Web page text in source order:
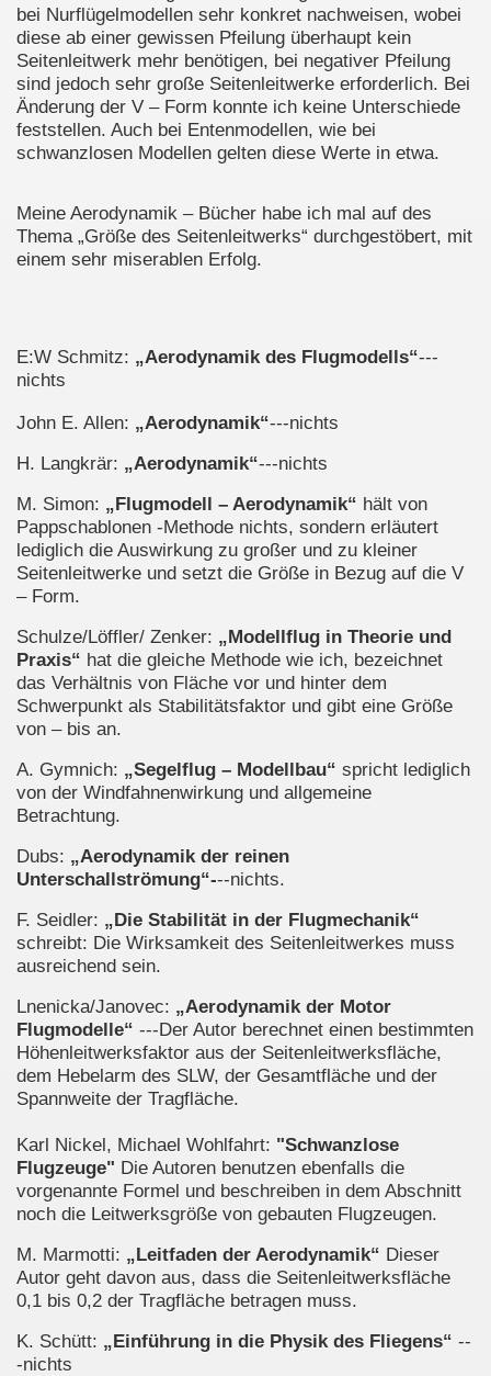
bei Nurflügelmodellen sehr konkret nachweisen, wobei
diese ab einer gewissen Pfeilung überhaupt kein
Seitenleitwerk mehr benötigen, bei negativer Pfeilung
sind jedoch sehr große Seitenleitwerke erforderlich. Bei
Änderung der V – Form konnte ich keine Unterschiede
feststellen. Auch bei Entenmodellen, wie bei
schwanzlosen Modellen gelten diese Werte in etwa.
Meine Aerodynamik – Bücher habe ich mal auf des
Thema „Größe des Seitenleitwerks“ durchgestöbert, mit
einem sehr miserablen Erfolg.
E:W Schmitz: „Aerodynamik des Flugmodells“---
nichts
John E. Allen: „Aerodynamik“---nichts
H. Langkrär: „Aerodynamik“---nichts
M. Simon: „Flugmodell – Aerodynamik“ hält von
Pappschablonen -Methode nichts, sondern erläutert
lediglich die Auswirkung zu großer und zu kleiner
Seitenleitwerke und setzt die Größe in Bezug auf die V
– Form.
Schulze/Löffler/ Zenker: „Modellflug in Theorie und
Praxis“ hat die gleiche Methode wie ich, bezeichnet
das Verhältnis von Fläche vor und hinter dem
Schwerpunkt als Stabilitätsfaktor und gibt eine Größe
von – bis an.
A. Gymnich: „Segelflug – Modellbau“ spricht lediglich
von der Windfahnenwirkung und allgemeine
Betrachtung.
Dubs: „Aerodynamik der reinen
Unterschallströmung“---nichts.
F. Seidler: „Die Stabilität in der Flugmechanik“
schreibt: Die Wirksamkeit des Seitenleitwerkes muss
ausreichend sein.
Lnenicka/Janovec: „Aerodynamik der Motor
Flugmodelle“ ---Der Autor berechnet einen bestimmten
Höhenleitwerksfaktor aus der Seitenleitwerksfläche,
dem Hebelarm des SLW, der Gesamtfläche und der
Spannweite der Tragfläche.
Karl Nickel, Michael Wohlfahrt: "Schwanzlose
Flugzeuge" Die Autoren benutzen ebenfalls die
vorgenannte Formel und beschreiben in dem Abschnitt
noch die Leitwerksgröße von gebauten Flugzeugen.
M. Marmotti: „Leitfaden der Aerodynamik“ Dieser
Autor geht davon aus, dass die Seitenleitwerksfläche
0,1 bis 0,2 der Tragfläche betragen muss.
K. Schütt: „Einführung in die Physik des Fliegens“ --
-nichts